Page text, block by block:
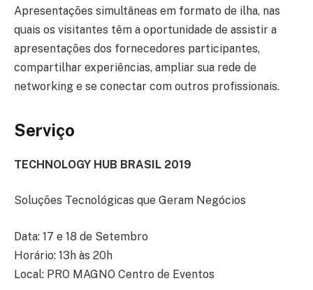
Apresentações simultâneas em formato de ilha, nas
quais os visitantes têm a oportunidade de assistir a
apresentações dos fornecedores participantes,
compartilhar experiências, ampliar sua rede de
networking e se conectar com outros profissionais.
Serviço
TECHNOLOGY HUB BRASIL 2019
Soluções Tecnológicas que Geram Negócios
Data: 17 e 18 de Setembro
Horário: 13h às 20h
Local: PRO MAGNO Centro de Eventos